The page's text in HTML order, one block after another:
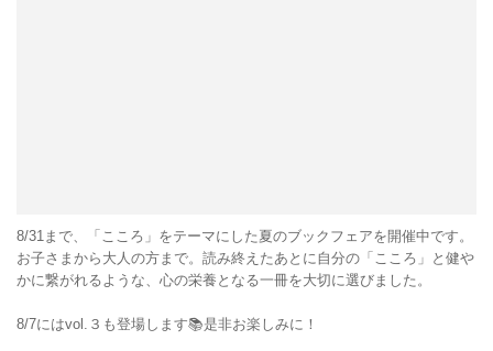
8/31まで、「こころ」をテーマにした夏のブックフェアを開催中です。
お子さまから大人の方まで。読み終えたあとに自分の「こころ」と健や
かに繋がれるような、心の栄養となる一冊を大切に選びました。
8/7にはvol.３も登場します📚是非お楽しみに！